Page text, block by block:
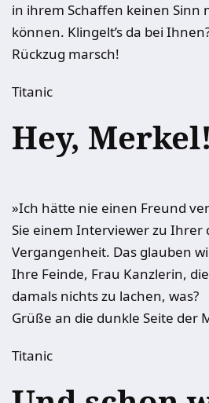
in ihrem Schaffen keinen Sinn
können. Klingelt’s da bei
Rückzug marsch!
Titanic
Hey, Merkel!
»Ich hätte nie einen Freund
Sie einem Interviewer zu Ihrer
Vergangenheit. Das glauben
Ihre Feinde, Frau Kanzlerin,
damals nichts zu lachen, was?
Grüße an die dunkle Seite der
Titanic